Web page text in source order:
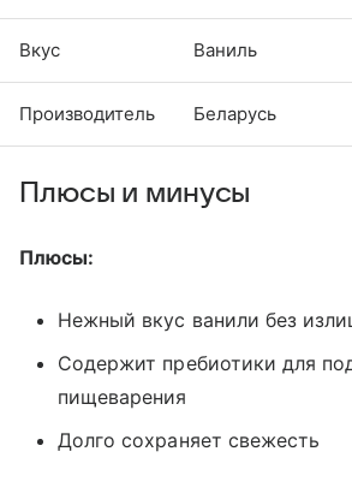
Вкус Ваниль
Производитель Беларусь
Плюсы и минусы
Плюсы:
Нежный вкус ванили без
Содержит пребиотики для
пищеварения
Долго сохраняет свежесть